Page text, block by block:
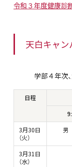
令和３年度健康診
天白キャン
学部４年次
日程
3月30日
（火）
男
3月31日
（水）